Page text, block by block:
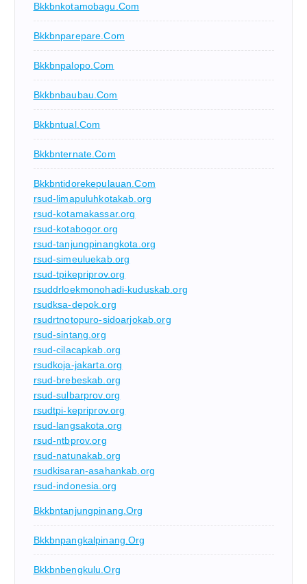
Bkkbnkotamobagu.com
Bkkbnparepare.com
Bkkbnpalopo.com
Bkkbnbaubau.com
Bkkbntual.com
Bkkbnternate.com
Bkkbntidorekepulauan.com
rsud-limapuluhkotakab.org
rsud-kotamakassar.org
rsud-kotabogor.org
rsud-tanjungpinangkota.org
rsud-simeuluekab.org
rsud-tpikepriprov.org
rsuddrloekmonohadi-kuduskab.org
rsudksa-depok.org
rsudrtnotopuro-sidoarjokab.org
rsud-sintang.org
rsud-cilacapkab.org
rsudkoja-jakarta.org
rsud-brebeskab.org
rsud-sulbarprov.org
rsudtpi-kepriprov.org
rsud-langsakota.org
rsud-ntbprov.org
rsud-natunakab.org
rsudkisaran-asahankab.org
rsud-indonesia.org
Bkkbntanjungpinang.org
Bkkbnpangkalpinang.org
Bkkbnbengkulu.org